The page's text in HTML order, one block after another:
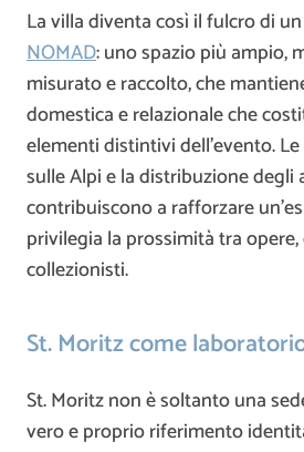
La villa diventa così il fulcro di un
NOMAD: uno spazio più ampio,
misurato e raccolto, che
domestica e relazionale che
elementi distintivi dell’evento.
sulle Alpi e la distribuzione degli
contribuiscono a rafforzare
privilegia la prossimità tra
collezionisti.
St. Moritz come
St. Moritz non è soltanto una
vero e proprio riferimento